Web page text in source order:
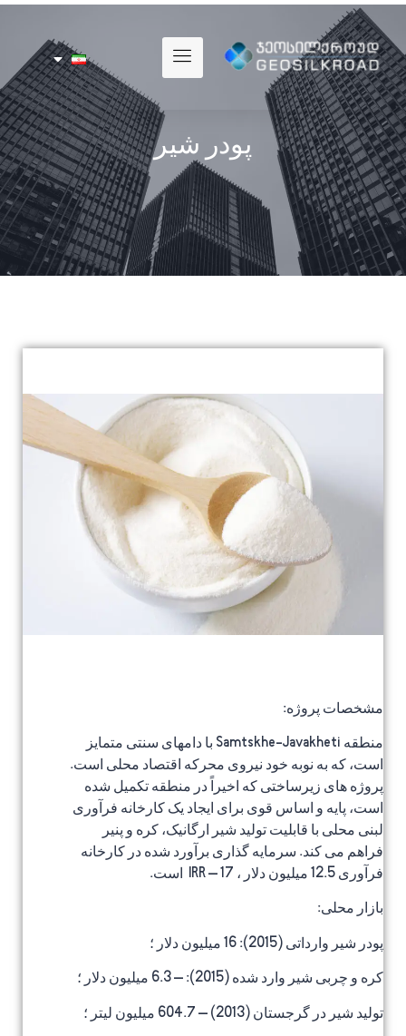
پودر شیر
مشخصات پروژه:
منطقه Samtskhe-Javakheti با دامهای سنتی متمایز
است، که به نوبه خود نیروی محرکه اقتصاد محلی است.
پروژه های زیرساختی که اخیراً در منطقه تکمیل شده
است، پایه و اساس قوی برای ایجاد یک کارخانه فرآوری
لبنی محلی با قابلیت تولید شیر ارگانیک، کره و پنیر
فراهم می کند. سرمایه گذاری برآورد شده در کارخانه
فرآوری 12.5 میلیون دلار ، IRR – 17 است.
بازار محلی:
پودر شیر وارداتی (2015): 16 میلیون دلار ؛
کره و چربی شیر وارد شده (2015): – 6.3 میلیون دلار ؛
تولید شیر در گرجستان (2013) – 604.7 میلیون لیتر ؛